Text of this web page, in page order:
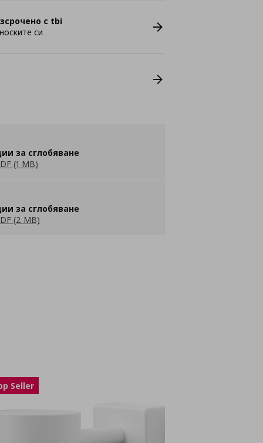
с tbi
си
за сглобяване
(1 MB)
за сглобяване
(2 MB)
Seller